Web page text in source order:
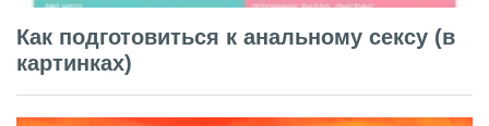
Как подготовиться к анальному сексу (в
картинках)